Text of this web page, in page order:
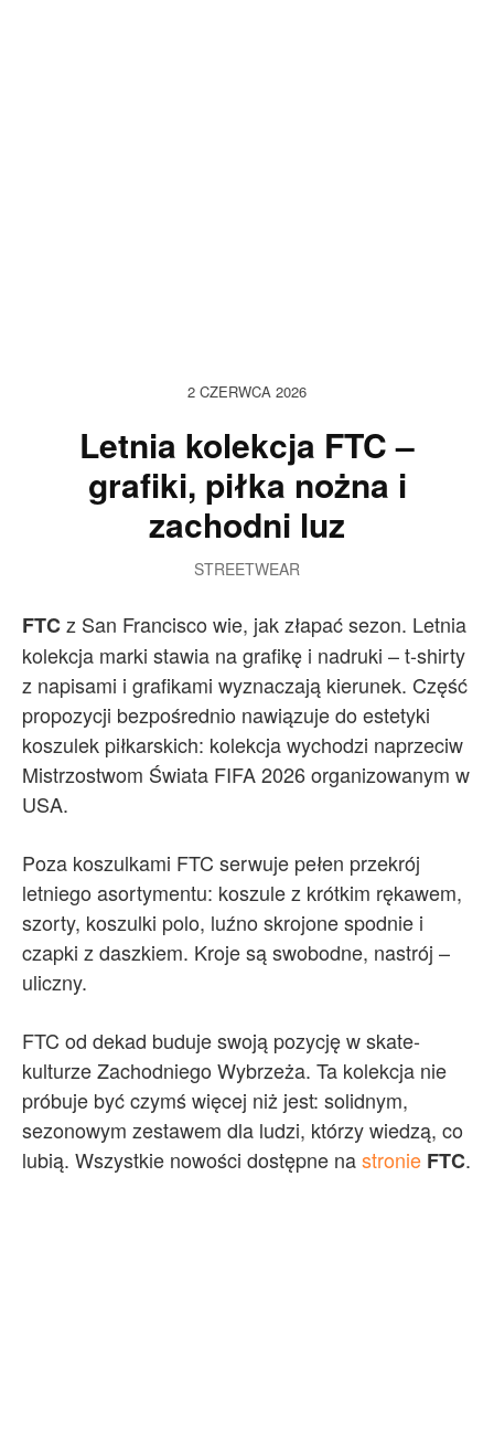
2 CZERWCA 2026
Letnia kolekcja FTC –
grafiki, piłka nożna i
zachodni luz
STREETWEAR
FTCz San Francisco wie, jak złapać sezon. Letnia
kolekcja marki stawia na grafikę i nadruki – t-shirty
z napisami i grafikami wyznaczają kierunek. Część
propozycji bezpośrednio nawiązuje do estetyki
koszulek piłkarskich: kolekcja wychodzi naprzeciw
Mistrzostwom Świata FIFA 2026 organizowanym w
USA.
Poza koszulkami FTC serwuje pełen przekrój
letniego asortymentu: koszule z krótkim rękawem,
szorty, koszulki polo, luźno skrojone spodnie i
czapki z daszkiem. Kroje są swobodne, nastrój –
uliczny.
FTC od dekad buduje swoją pozycję w skate-
kulturze Zachodniego Wybrzeża. Ta kolekcja nie
próbuje być czymś więcej niż jest: solidnym,
sezonowym zestawem dla ludzi, którzy wiedzą, co
lubią. Wszystkie nowości dostępne nastronie FTC.